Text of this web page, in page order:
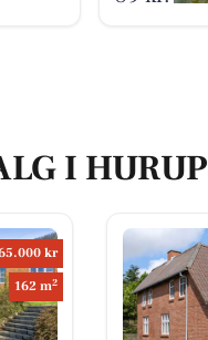
I HURUP
kr
162 m2